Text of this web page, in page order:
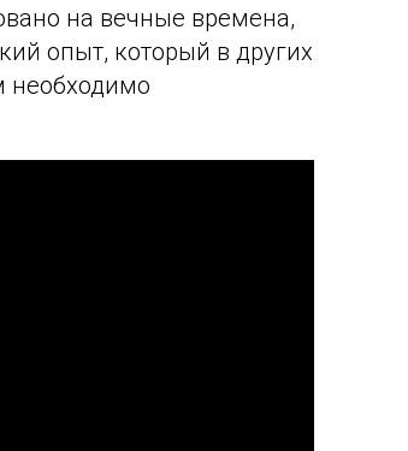
на вечные времена,
опыт, который в других
необходимо